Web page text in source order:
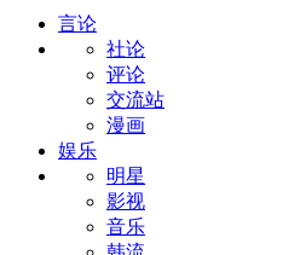
言论
社论
评论
交流站
漫画
娱乐
明星
影视
音乐